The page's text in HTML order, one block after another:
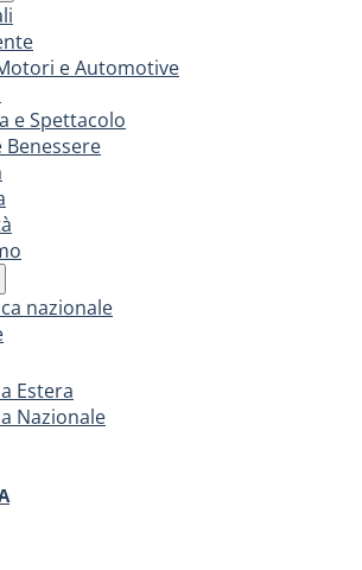
e Automotive
e Spettacolo
Benessere
nazionale
Estera
Nazionale